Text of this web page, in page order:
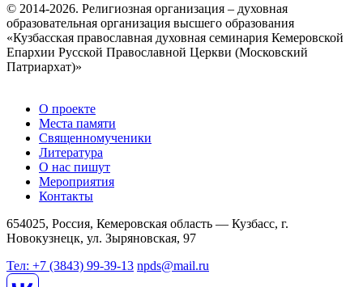
© 2014-2026. Религиозная организация – духовная
образовательная организация высшего образования
«Кузбасская православная духовная семинария Кемеровской
Епархии Русской Православной Церкви (Московский
Патриархат)»
О проекте
Места памяти
Священномученики
Литература
О нас пишут
Мероприятия
Контакты
654025, Россия, Кемеровская область — Кузбасс, г.
Новокузнецк, ул. Зыряновская, 97
Тел: +7 (3843) 99-39-13 npds@mail.ru